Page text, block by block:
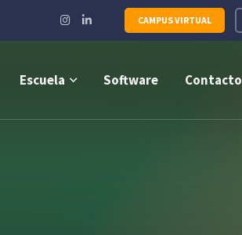
CAMPUS VIRTUAL
Instagram
Profile
LinkedIn
Profile
Escuela Software Contacto